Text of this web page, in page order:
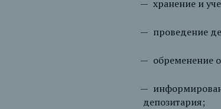
хранение и
проведение
обременение
депозитария;